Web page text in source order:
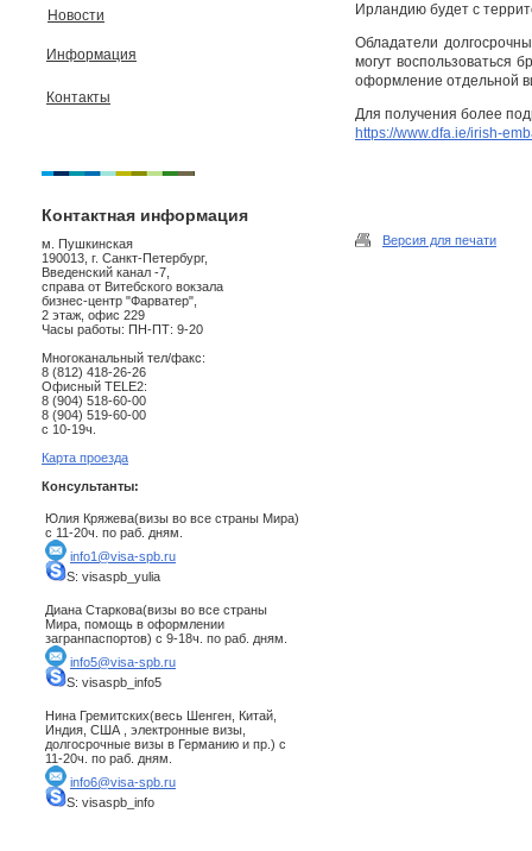
Новости
Информация
Контакты
Контактная информация
м. Пушкинская
190013, г. Санкт-Петербург,
Введенский канал -7,
справа от Витебского вокзала
бизнес-центр "Фарватер",
2 этаж, офис 229
Часы работы: ПН-ПТ: 9-20
Многоканальный тел/факс:
8 (812) 418-26-26
Офисный TELE2:
8 (904) 518-60-00
8 (904) 519-60-00
с 10-19ч.
Карта проезда
Консультанты:
Юлия Кряжева(визы во все страны Мира)
с 11-20ч. по раб. дням.
info1@visa-spb.ru
S: visaspb_yulia
Диана Старкова(визы во все страны
Мира, помощь в оформлении
загранпаспортов) с 9-18ч. по раб. дням.
info5@visa-spb.ru
S: visaspb_info5
Нина Гремитских(весь Шенген, Китай,
Индия, США , электронные визы,
долгосрочные визы в Германию и пр.) с
11-20ч. по раб. дням.
info6@visa-spb.ru
S: visaspb_info
Ирландию будет с
Обладатели
могут воспользоваться
оформление отдельной
Для получения более
https://www.dfa.ie/irish-
Версия для печати